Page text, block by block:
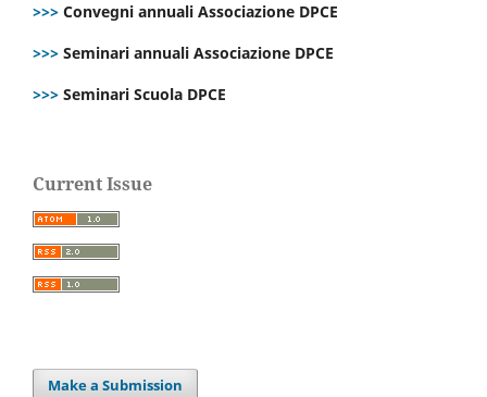
>>> Convegni annuali Associazione DPCE
>>> Seminari annuali Associazione DPCE
>>> Seminari Scuola DPCE
Current Issue
Make a Submission